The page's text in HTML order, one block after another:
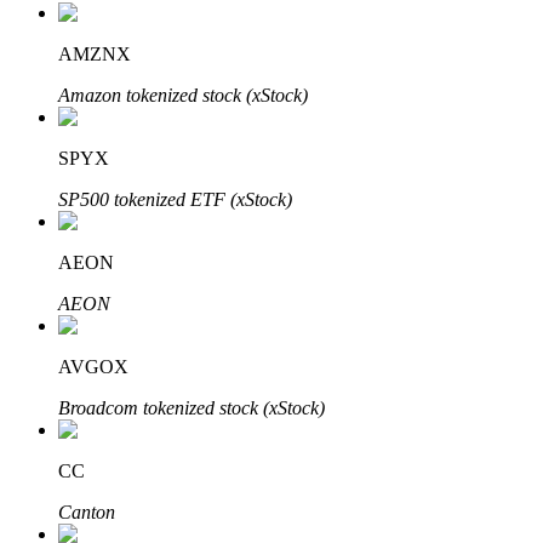
القروض
خدمة الاقتراض المدعومة بالعملات المشفرة
AMZNX
Amazon tokenized stock (xStock)
SPYX
SP500 tokenized ETF (xStock)
AEON
AEON
AVGOX
Broadcom tokenized stock (xStock)
CC
Canton